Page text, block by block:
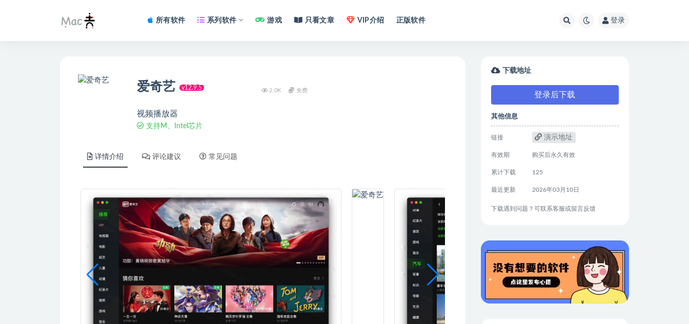
所有软件 系列软件 游戏 只看文章 VIP介绍 正版软件 登录
爱奇艺 v12.9.5
视频播放器
支持M、Intel芯片
2.0K 免费
详情介绍 评论建议 常见问题
下载地址
登录后下载
其他信息
链接 演示地址
有效期 购买后永久有效
累计下载 125
最近更新 2026年03月10日
下载遇到问题？可联系客服或留言反馈